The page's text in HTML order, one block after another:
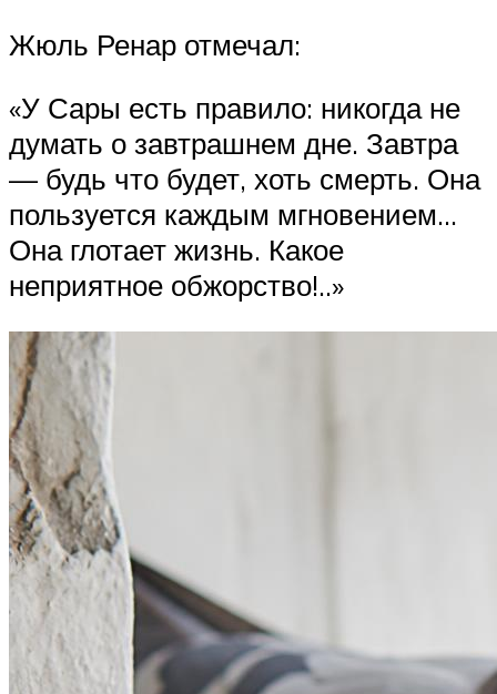
Жюль Ренар отмечал:
«У Сары есть правило: никогда не
думать о завтрашнем дне. Завтра
— будь что будет, хоть смерть. Она
пользуется каждым мгновением…
Она глотает жизнь. Какое
неприятное обжорство!..»